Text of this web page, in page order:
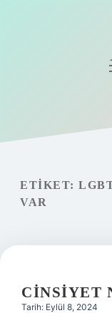
Gizlilik Politikası
Hakkımızda
ETIKET:
VAR
CINSIYET
Tarih: Eylül 8, 2024